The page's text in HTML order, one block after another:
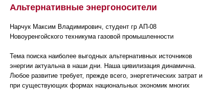
Альтернативные энергоносители
Нарчук Максим Владимирович, студент гр АП-08
Новоуренгойского техникума газовой промышленности
Тема поиска наиболее выгодных альтернативных источников
энергии актуальна в наши дни. Наша цивилизация динамична.
Любое развитие требует, прежде всего, энергетических затрат и
при существующих формах национальных экономик многих